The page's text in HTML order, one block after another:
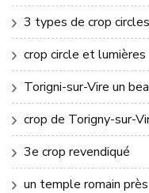
3 types de crop circles
crop circle et lumières
Torigni-sur-Vire un
crop de Torigny-sur-
3e crop revendiqué
un temple romain